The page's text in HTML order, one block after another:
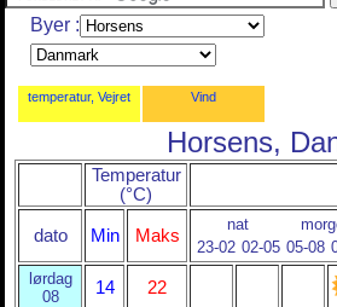
Byer :
temperatur, Vejret Vind
Horsens,
Temperatur
(°C)
dato Min Maks
nat
23-02 02-05 05-08
lørdag
08
14 22